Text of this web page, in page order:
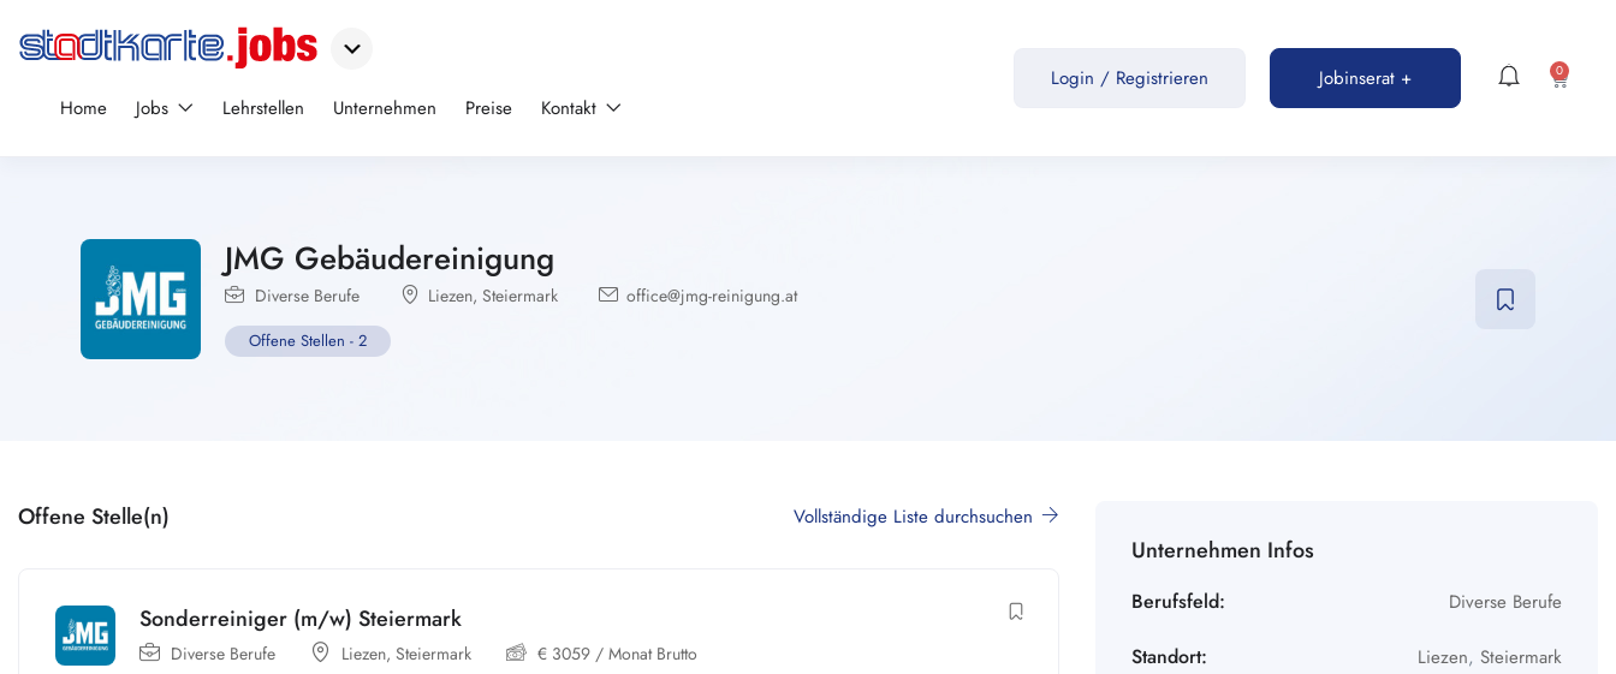
Home Jobs Lehrstellen Unternehmen Preise Kontakt
Login / Registrieren Jobinserat + 0
JMG Gebäudereinigung
Diverse Berufe Liezen, Steiermark office@jmg-reinigung.at
Offene Stellen - 2
Offene Stelle(n) Vollständige Liste durchsuchen
Sonderreiniger (m/w) Steiermark
Diverse Berufe Liezen, Steiermark € 3059 / Monat Brutto
Unternehmen Infos
Berufsfeld: Diverse Berufe
Standort: Liezen, Steiermark